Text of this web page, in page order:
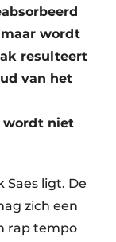
wordt
resulteert
van het
wordt niet
Saes ligt. De
zich een
rap tempo